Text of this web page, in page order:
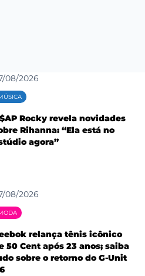
08/2026
Rocky revela novidades
Rihanna: “Ela está no
agora”
08/2026
relança tênis icônico
50 Cent após 23 anos; saiba
sobre o retorno do G-Unit